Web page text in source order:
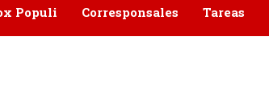
Populi Corresponsales Tareas